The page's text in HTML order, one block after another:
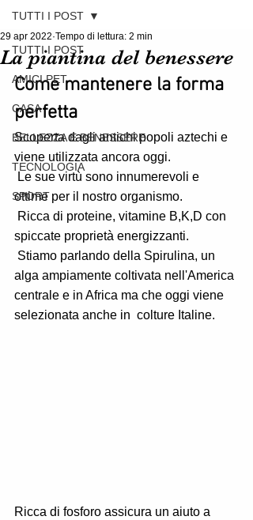
TUTTI I POST
AMICI PET
CASA
BELLEZZA E BENESSERE
TECNOLOGIA
SPORT
TUTTI I POST
La piantina del benessere
29 apr 2022 Tempo di lettura: 2 min
Come mantenere la forma
perfetta
Scoperta dagli antichi popoli aztechi e
viene utilizzata ancora oggi.
ottime per il nostro organismo.
spiccate proprietà energizzanti.
alga ampiamente coltivata nell'America
centrale e in Africa ma che oggi viene
selezionata anche in  colture Italine.
Ricca di fosforo assicura un aiuto a